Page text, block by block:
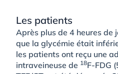
Les patients
Après plus de 4 heures de
que la glycémie était
les patients ont reçu une
intraveineuse de 18F-FDG